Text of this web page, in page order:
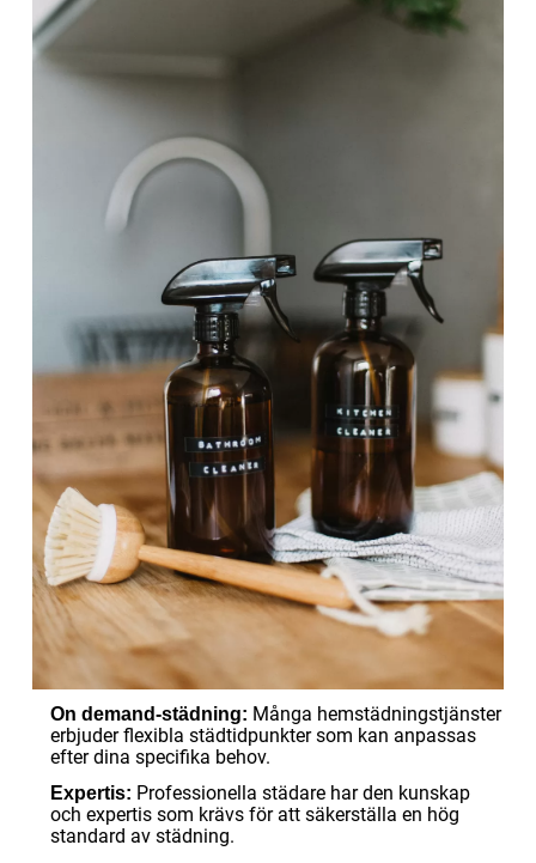
On demand-städning: Många hemstädningstjänster
erbjuder flexibla städtidpunkter som kan anpassas
efter dina specifika behov.
Expertis: Professionella städare har den kunskap
och expertis som krävs för att säkerställa en hög
standard av städning.